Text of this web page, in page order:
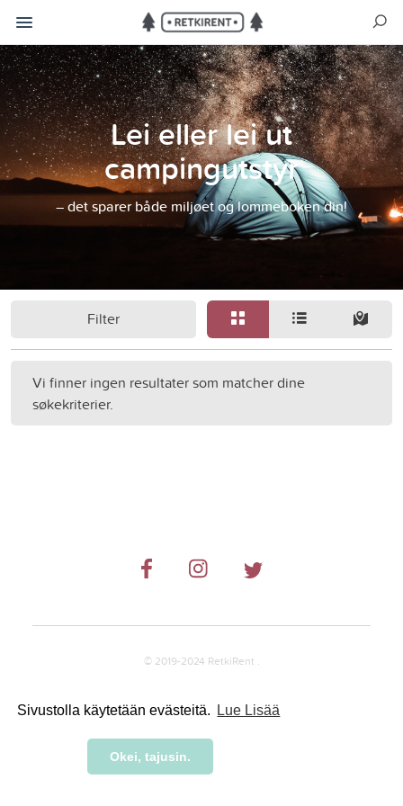
Sivustolla käytetään evästeitä. Lue Lisää
Okei, tajusin.
Lei eller lei ut
campingutstyr
– det sparer både miljøet og lommeboken din!
Filter
Vi finner ingen resultater som matcher dine
søkekriterier.
© 2019-2024 RetkiRent .